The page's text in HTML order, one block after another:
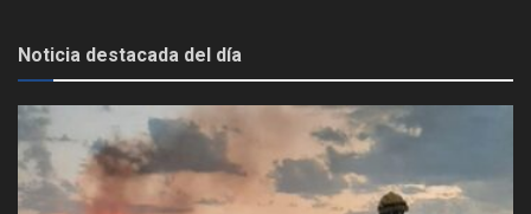
Noticia destacada del día